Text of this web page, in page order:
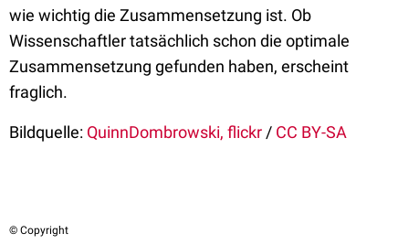
wie wichtig die Zusammensetzung ist. Ob
Wissenschaftler tatsächlich schon die optimale
Zusammensetzung gefunden haben, erscheint
fraglich.
Bildquelle: QuinnDombrowski, flickr / CC BY-SA
© Copyright